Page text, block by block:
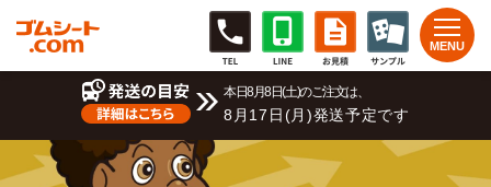
本日8月8日(土)のご注文は、
8月17日(月)発送予定です